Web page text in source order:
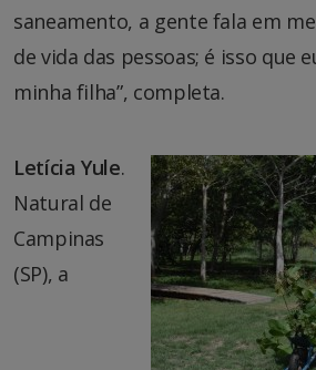
saneamento, a gente fala em
de vida das pessoas; é isso que
minha filha”, completa.
Letícia Yule.
Natural de
Campinas
(SP), a